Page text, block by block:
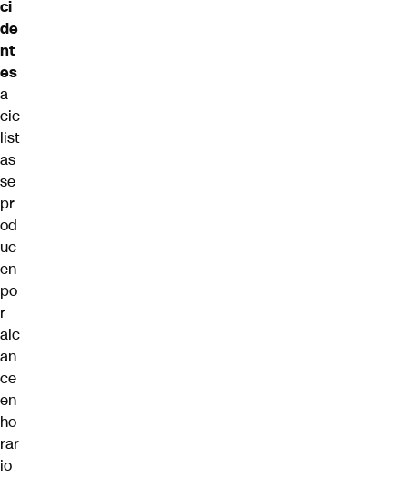
ci
de
nt
es
a
cic
list
as
se
pr
od
uc
en
po
r
alc
an
ce
en
ho
rar
io